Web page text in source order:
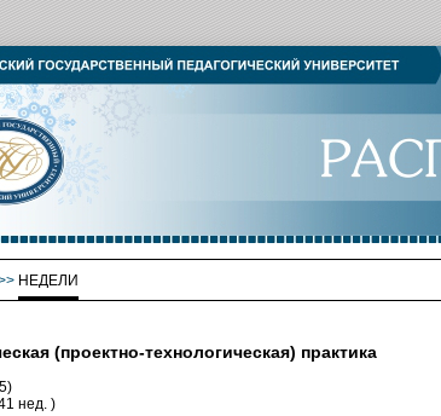
НЕДЕЛИ
(проектно-технологическая) практика
нед. )